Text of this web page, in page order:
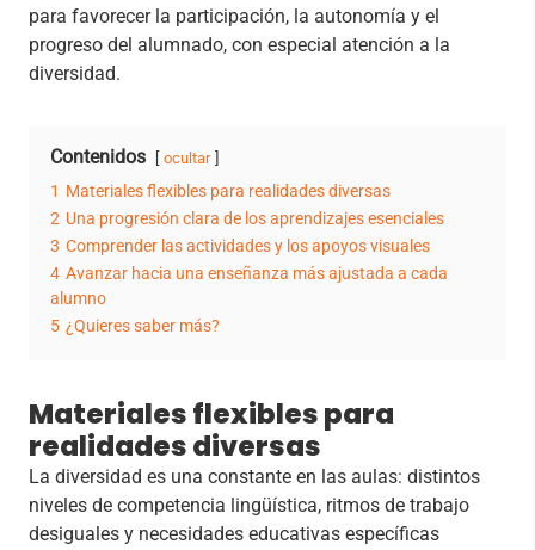
para favorecer la participación, la autonomía y el
progreso del alumnado, con especial atención a la
diversidad.
Contenidos ocultar
1 Materiales flexibles para realidades diversas
2 Una progresión clara de los aprendizajes esenciales
3 Comprender las actividades y los apoyos visuales
4 Avanzar hacia una enseñanza más ajustada a cada
alumno
5 ¿Quieres saber más?
Materiales flexibles para
realidades diversas
La diversidad es una constante en las aulas: distintos
niveles de competencia lingüística, ritmos de trabajo
desiguales y necesidades educativas específicas